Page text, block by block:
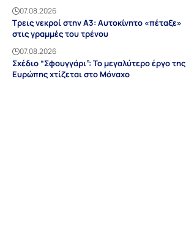
07.08.2026
Τρεις νεκροί στην A3: Αυτοκίνητο «πέταξε»
στις γραμμές του τρένου
07.08.2026
Σχέδιο “Σφουγγάρι”: Το μεγαλύτερο έργο της
Ευρώπης χτίζεται στο Μόναχο